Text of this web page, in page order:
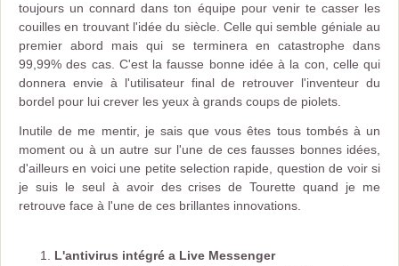
toujours un connard dans ton équipe pour venir te casser les
couilles en trouvant l'idée du siècle. Celle qui semble géniale au
premier abord mais qui se terminera en catastrophe dans
99,99% des cas. C'est la fausse bonne idée à la con, celle qui
donnera envie à l'utilisateur final de retrouver l'inventeur du
bordel pour lui crever les yeux à grands coups de piolets.
Inutile de me mentir, je sais que vous êtes tous tombés à un
moment ou à un autre sur l'une de ces fausses bonnes idées,
d'ailleurs en voici une petite selection rapide, question de voir si
je suis le seul à avoir des crises de Tourette quand je me
retrouve face à l'une de ces brillantes innovations.
L'antivirus intégré a Live Messenger